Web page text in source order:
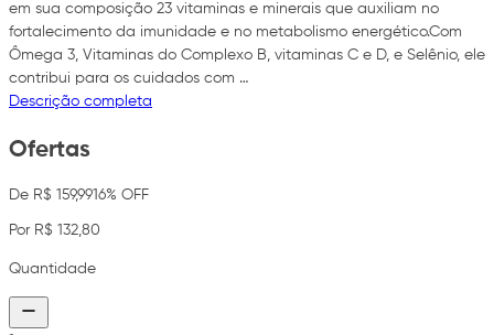
em sua composição 23 vitaminas e minerais que auxiliam no
fortalecimento da imunidade e no metabolismo energético.Com
Ômega 3, Vitaminas do Complexo B, vitaminas C e D, e Selênio, ele
contribui para os cuidados com …
Descrição completa
Ofertas
De R$ 159,9916% OFF
Por R$ 132,80
Quantidade